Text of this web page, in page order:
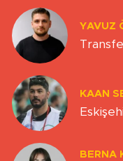
YAVUZ
KAAN
BERNA